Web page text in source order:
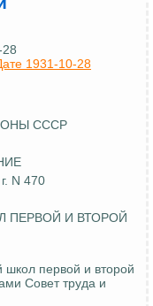
1931-10-28
СССР
N 470
ПЕРВОЙ И ВТОРОЙ
первой и второй
Совет труда и